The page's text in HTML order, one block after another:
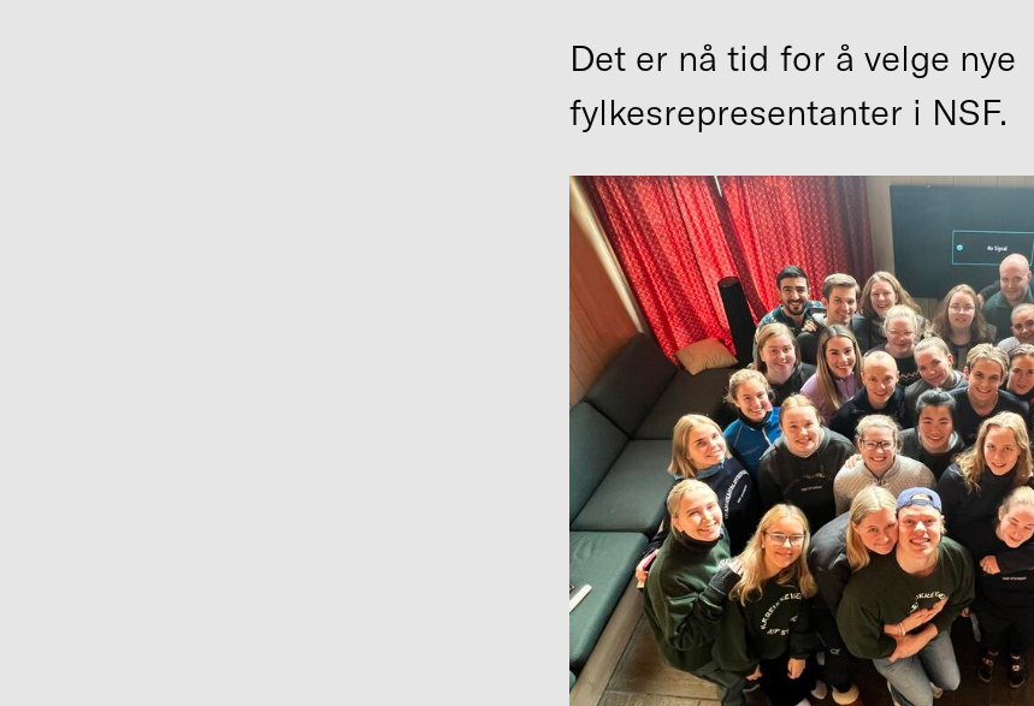
Det er nå tid for å velge nye
fylkesrepresentanter i NSF.